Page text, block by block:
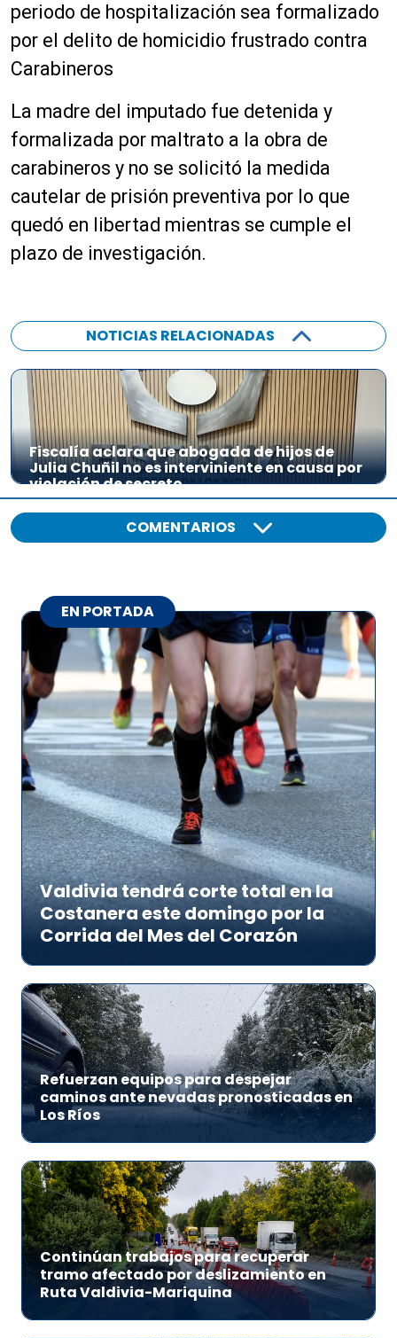
r
d
e
a
u
d
i
o
periodo de hospitalización sea formalizado
por el delito de homicidio frustrado contra
Carabineros
La madre del imputado fue detenida y
formalizada por maltrato a la obra de
carabineros y no se solicitó la medida
cautelar de prisión preventiva por lo que
quedó en libertad mientras se cumple el
plazo de investigación.
NOTICIAS RELACIONADAS
Fiscalía aclara que abogada de hijos de
Julia Chuñil no es interviniente en causa por
violación de secreto
COMENTARIOS
EN PORTADA
Valdivia tendrá corte total en la
Costanera este domingo por la
Corrida del Mes del Corazón
Refuerzan equipos para despejar
caminos ante nevadas pronosticadas en
Los Ríos
Continúan trabajos para recuperar
tramo afectado por deslizamiento en
Ruta Valdivia-Mariquina